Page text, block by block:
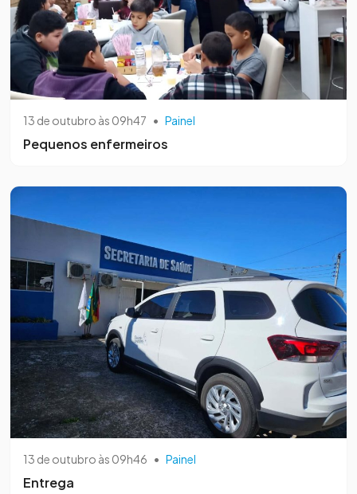
13 de outubro às 09h47 • Painel
Pequenos enfermeiros
13 de outubro às 09h46 • Painel
Entrega